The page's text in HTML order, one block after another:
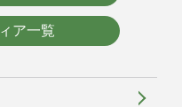
ア一覧